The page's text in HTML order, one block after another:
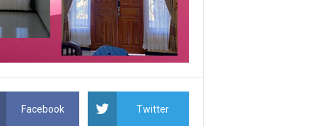
Facebook Twitter